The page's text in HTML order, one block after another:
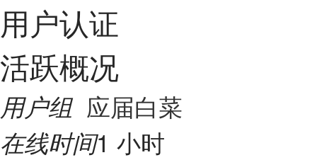
用户认证
活跃概况
用户组 应届白菜
在线时间1 小时